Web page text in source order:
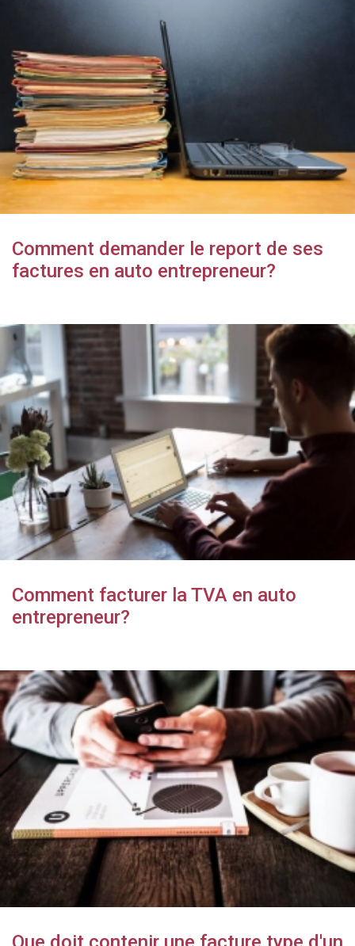
Comment demander le report de ses
factures en auto entrepreneur?
Comment facturer la TVA en auto
entrepreneur?